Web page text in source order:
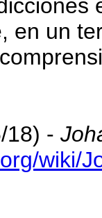
en un
18) -
wiki/